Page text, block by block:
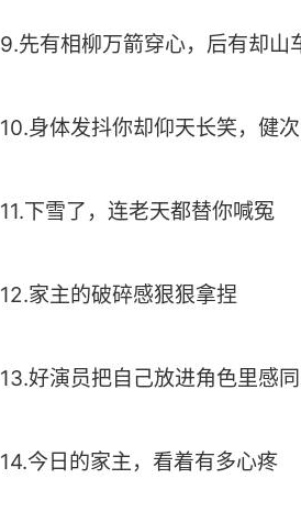
9.先有相柳万箭穿心，后有却山
10.身体发抖你却仰天长笑，健
11.下雪了，连老天都替你喊冤
12.家主的破碎感狠狠拿捏
13.好演员把自己放进角色里感
14.今日的家主，看着有多心疼